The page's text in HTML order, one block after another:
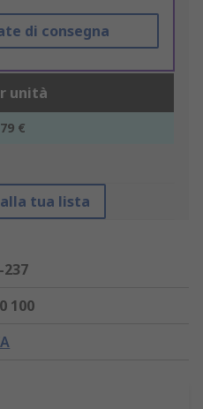
di consegna
unità
€
tua lista
237
100